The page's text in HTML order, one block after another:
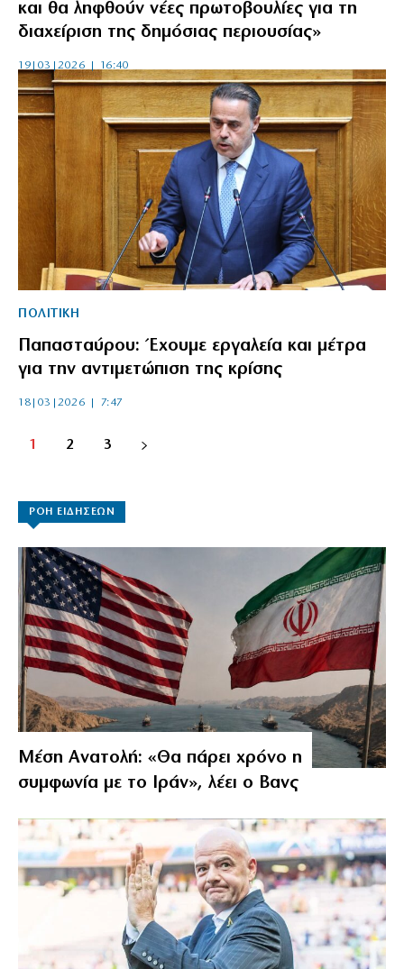
και θα ληφθούν νέες πρωτοβουλίες για τη
διαχείριση της δημόσιας περιουσίας»
19|03|2026 | 16:40
ΠΟΛΙΤΙΚΗ
Παπασταύρου: Έχουμε εργαλεία και μέτρα
για την αντιμετώπιση της κρίσης
18|03|2026 | 7:47
1 2 3
ΡΟΗ ΕΙΔΗΣΕΩΝ
Μέση Ανατολή: «Θα πάρει χρόνο η
συμφωνία με το Ιράν», λέει ο Βανς